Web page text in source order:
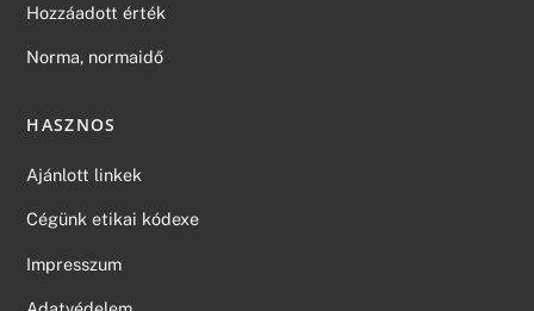
Hozzáadott érték
Norma, normaidő
HASZNOS
Ajánlott linkek
Cégünk etikai kódexe
Impresszum